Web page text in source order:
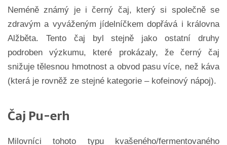
Neméně známý je i černý čaj, který si společně se
zdravým a vyváženým jídelníčkem dopřává i královna
Alžběta. Tento čaj byl stejně jako ostatní druhy
podroben výzkumu, které prokázaly, že černý čaj
snižuje tělesnou hmotnost a obvod pasu více, než káva
(která je rovněž ze stejné kategorie – kofeinový nápoj).
Čaj Pu-erh
Milovníci tohoto typu kvašeného/fermentovaného